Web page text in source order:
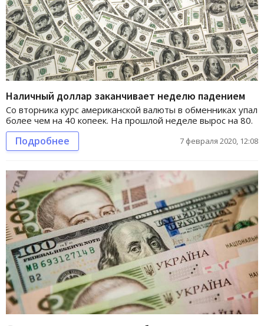
Наличный доллар заканчивает неделю падением
Со вторника курс американской валюты в обменниках упал
более чем на 40 копеек. На прошлой неделе вырос на 80.
Подробнее 7 февраля 2020, 12:08